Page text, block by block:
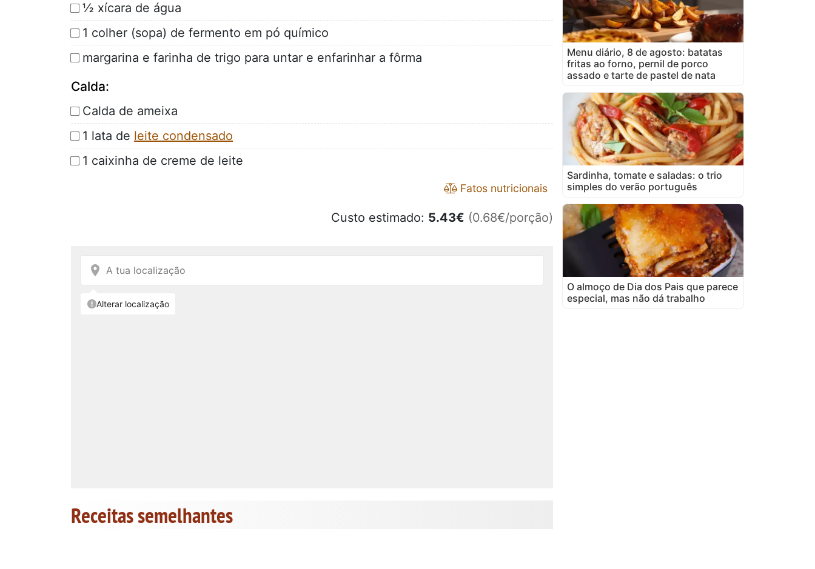
½ xícara de água
1 colher (sopa) de fermento em pó químico
margarina e farinha de trigo para untar e enfarinhar a fôrma
Calda:
Calda de ameixa
1 lata de leite condensado
1 caixinha de creme de leite
Fatos nutricionais
Custo estimado: 5.43€ (0.68€/porção)
Receitas semelhantes
Menu diário, 8 de agosto: batatas
fritas ao forno, pernil de porco
assado e tarte de pastel de nata
Sardinha, tomate e saladas: o trio
simples do verão português
O almoço de Dia dos Pais que parece
especial, mas não dá trabalho